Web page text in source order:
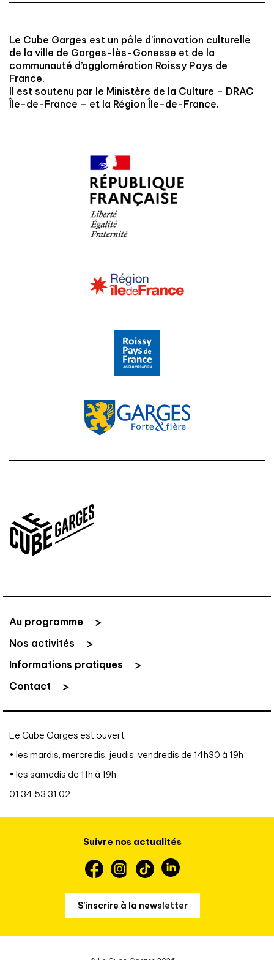
Le Cube Garges est un pôle d’innovation culturelle
de la ville de Garges-lès-Gonesse et de la
communauté d’agglomération Roissy Pays de
France.
Il est soutenu par le Ministère de la Culture – DRAC
Île-de-France – et la Région Île-de-France.
Au programme
Nos activités
Informations pratiques
Contact
Le Cube Garges est ouvert
• les mardis, mercredis, jeudis, vendredis de 14h30 à 19h
• les samedis de 11h à 19h
01 34 53 31 02
Suivre nos actualités
S’inscrire à la newsletter